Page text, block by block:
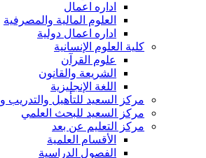
اداره اعمال
العلوم المالية والمصرفية
اداره اعمال دولية
كلية العلوم الإنسانية
علوم القرآن
الشريعة والقانون
اللغة الإنجليزية
مركز السعيد للتأهيل والتدريب
مركز السعيد للبحث العلمي
مركز التعليم عن بعد
الأقسام العلمية
الفصول الدراسية